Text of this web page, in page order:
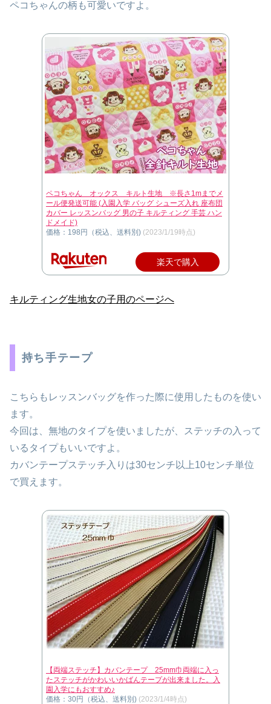
ペコちゃんの柄も可愛いですよ。
ペコちゃん オックス キルト生地 ※長さ1mまでメ
ール便発送可能 (入園入学 バッグ シューズ入れ 座布団
カバー レッスンバッグ 男の子 キルティング 手芸 ハン
ドメイド)
価格：198円（税込、送料別) (2023/1/19時点)
楽天で購入
キルティング生地女の子用のページへ
持ち手テープ
こちらもレッスンバッグを作った際に使用したものを使い
ます。
今回は、無地のタイプを使いましたが、ステッチの入って
いるタイプもいいですよ。
カバンテープステッチ入りは30センチ以上10センチ単位
で買えます。
【両端ステッチ】カバンテープ 25mm巾両端に入っ
たステッチがかわいいかばんテープが出来ました。入
園入学にもおすすめ♪
価格：30円（税込、送料別) (2023/1/4時点)